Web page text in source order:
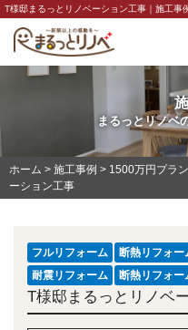
T様邸まるっとリノベーション工事｜施工
まるっとリノベ
ホーム > 施工事例 > 1500万円プラン
ーション工事
フルリフォーム 断熱リフォー
耐震リフォーム
断熱リフォー
T様邸まるっとリノベ